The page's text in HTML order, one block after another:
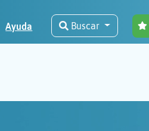
Ayuda Buscar